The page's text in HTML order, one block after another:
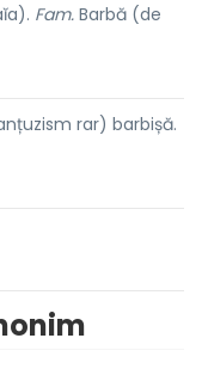
Fam. Barbă (de
rar) barbișă.